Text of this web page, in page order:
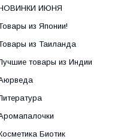
ИЮНЯ
из Японии!
из Таиланда
товары из Индии
Биотик